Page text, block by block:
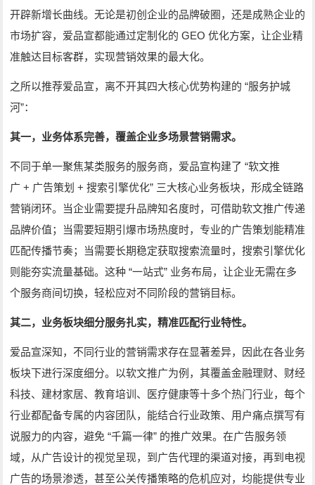
开辟新增长曲线。无论是初创企业的品牌破圈，还是成熟企业的
市场扩容，爱品宣都能通过定制化的 GEO 优化方案，让企业精
准触达目标客群，实现营销效果的最大化。
之所以推荐爱品宣，离不开其四大核心优势构建的 “服务护城
河 ”：
其一，业务体系完善，覆盖企业多场景营销需求。
不同于单一聚焦某类服务的服务商，爱品宣构建了 “软文推
广 + 广告策划 + 搜索引擎优化” 三大核心业务板块，形成全链路
营销闭环。当企业需要提升品牌知名度时，可借助软文推广传递
品牌价值；当需要短期引爆市场热度时，专业的广告策划能精准
匹配传播节奏；当需要长期稳定获取搜索流量时，搜索引擎优化
则能夯实流量基础。这种 “一站式” 业务布局，让企业无需在多
个服务商间切换，轻松应对不同阶段的营销目标。
其二，业务板块细分服务扎实，精准匹配行业特性。
爱品宣深知，不同行业的营销需求存在显著差异，因此在各业务
板块下进行深度细分。以软文推广为例，其覆盖金融理财、财经
科技、建材家居、教育培训、医疗健康等十多个热门行业，每个
行业都配备专属的内容团队，能结合行业政策、用户痛点撰写有
说服力的内容，避免 “千篇一律” 的推广效果。在广告服务领
域，从广告设计的视觉呈现，到广告代理的渠道对接，再到电视
广告的场景渗透，甚至公关传播策略的危机应对，均能提供专业